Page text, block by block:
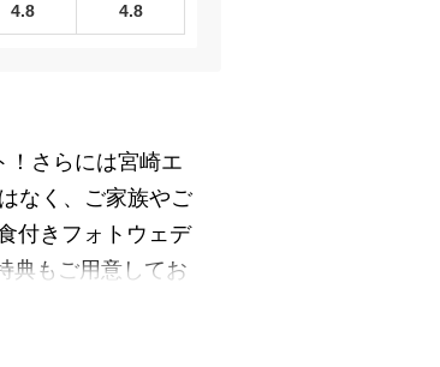
4.8 4.8
！さらには宮崎エ
なく、ご家族やご
付きフォトウェデ
典もご用意してお